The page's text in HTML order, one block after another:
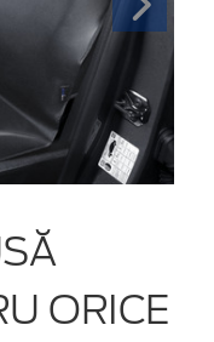
ORICE